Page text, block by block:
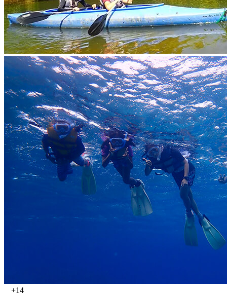
+14